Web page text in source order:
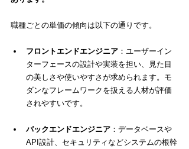
職種ごとの単価の傾向は以下の通りです。
フロントエンドエンジニア ：ユーザーイン
ターフェースの設計や実装を担い、見た目
の美しさや使いやすさが求められます。モ
ダンなフレームワークを扱える人材が評価
されやすいです。
バックエンドエンジニア ：データベースや
API設計、セキュリティなどシステムの根幹